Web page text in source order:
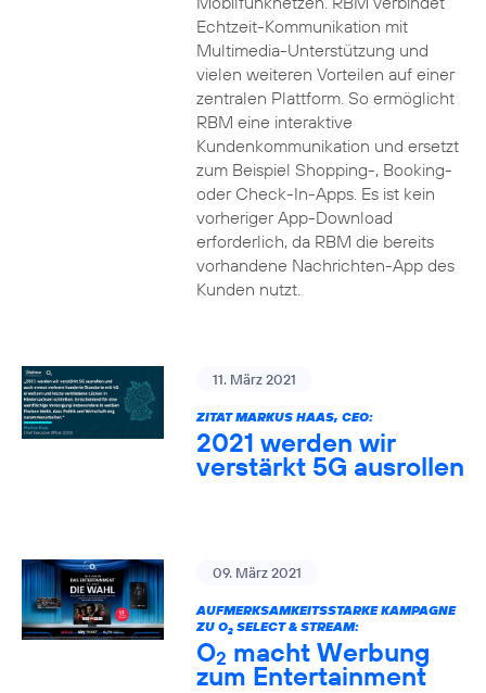
Echtzeit-Kommunikation mit
Multimedia-Unterstützung und
vielen weiteren Vorteilen auf einer
zentralen Plattform. So ermöglicht
RBM eine interaktive
Kundenkommunikation und ersetzt
zum Beispiel Shopping-, Booking-
oder Check-In-Apps. Es ist kein
vorheriger App-Download
erforderlich, da RBM die bereits
vorhandene Nachrichten-App des
Kunden nutzt.
11. März 2021
ZITAT MARKUS HAAS, CEO:
2021 werden wir
verstärkt 5G ausrollen
09. März 2021
AUFMERKSAMKEITSSTARKE KAMPAGNE
ZU O2SELECT & STREAM:
O2 macht Werbung
zum Entertainment